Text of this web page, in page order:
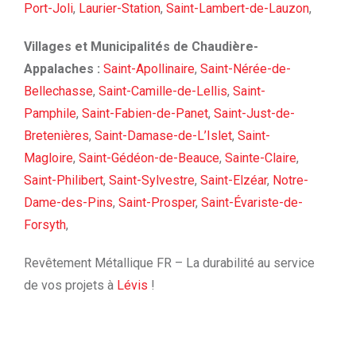
Port-Joli, Laurier-Station, Saint-Lambert-de-Lauzon,
Villages et Municipalités de Chaudière-
Appalaches : Saint-Apollinaire, Saint-Nérée-de-
Bellechasse, Saint-Camille-de-Lellis, Saint-
Pamphile, Saint-Fabien-de-Panet, Saint-Just-de-
Bretenières, Saint-Damase-de-L’Islet, Saint-
Magloire, Saint-Gédéon-de-Beauce, Sainte-Claire,
Saint-Philibert, Saint-Sylvestre, Saint-Elzéar, Notre-
Dame-des-Pins, Saint-Prosper, Saint-Évariste-de-
Forsyth,
Revêtement Métallique FR – La durabilité au service
de vos projets à Lévis !